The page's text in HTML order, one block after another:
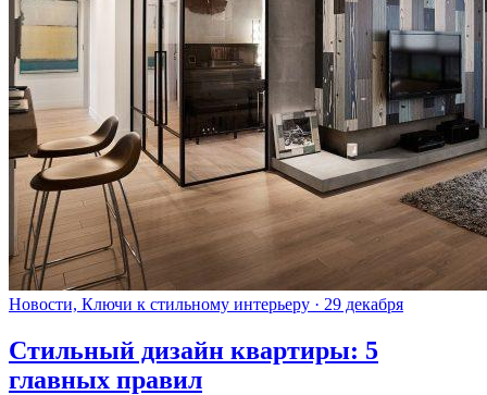
Новости, Ключи к стильному интерьеру · 29 декабря
Стильный дизайн квартиры: 5
главных правил